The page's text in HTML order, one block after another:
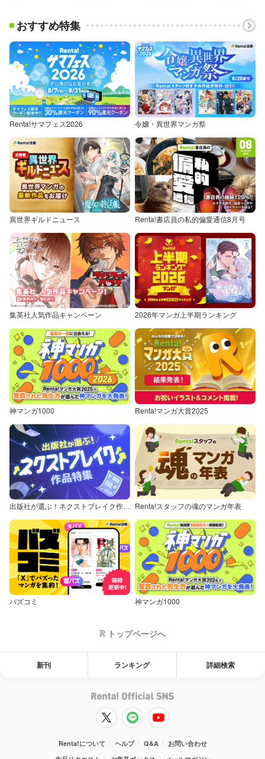
おすすめ特集
Renta!サマフェス2026 令嬢・異世界マンガ祭
異世界ギルドニュース Renta!書店員の私的偏愛通信8月号
集英社人気作品キャンペーン 2026年マンガ上半期ランキング
神マンガ1000 Renta!マンガ大賞2025
出版社が選ぶ！ネクストブレイク作品特集 Renta!スタッフの魂のマンガ年表
バズコミ 神マンガ1000
トップページへ
新刊 ランキング 詳細検索
Renta!について ヘルプ Q&A
お問い合わせ